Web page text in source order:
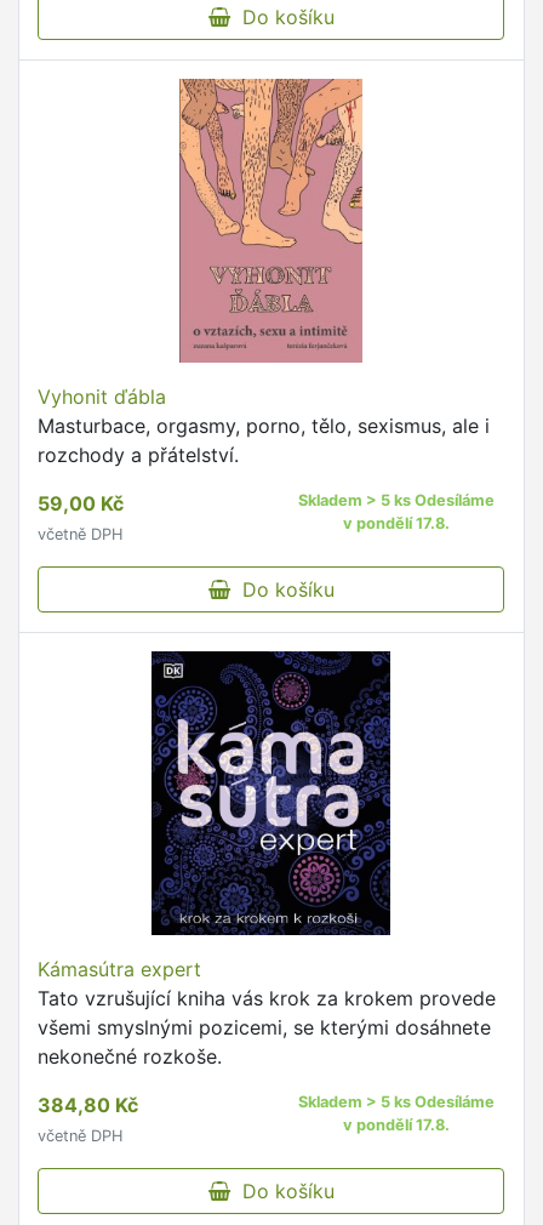
Do košíku
Vyhonit ďábla
Masturbace, orgasmy, porno, tělo, sexismus, ale i
rozchody a přátelství.
59,00 Kč
včetně DPH
Skladem > 5 ks Odesíláme
v pondělí 17.8.
Do košíku
Kámasútra expert
Tato vzrušující kniha vás krok za krokem provede
všemi smyslnými pozicemi, se kterými dosáhnete
nekonečné rozkoše.
384,80 Kč
včetně DPH
Skladem > 5 ks Odesíláme
v pondělí 17.8.
Do košíku